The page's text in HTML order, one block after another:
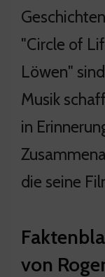
"Circle of
Löwen"
Musik
in
die seine
von